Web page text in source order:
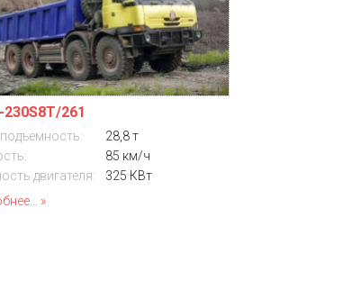
230S8T/261
28,8 т
85 км/ч
двигателя:
325 КВт